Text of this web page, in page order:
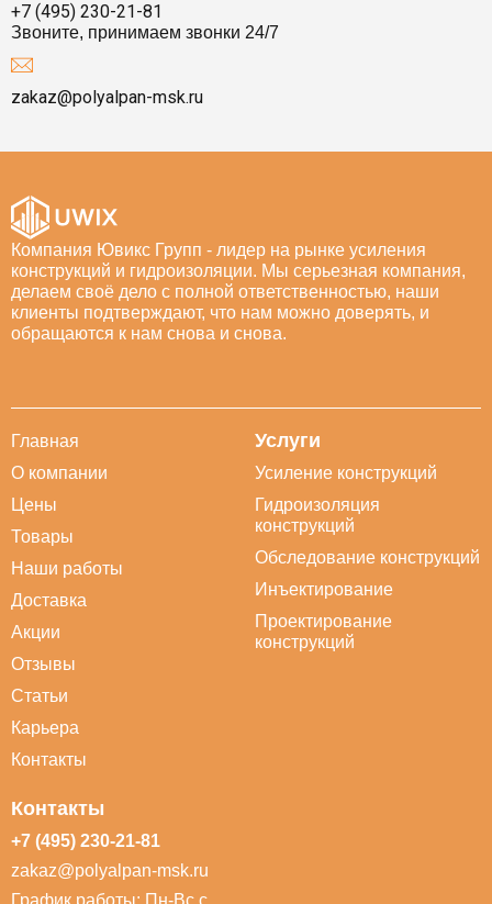
+7 (495) 230-21-81
Звоните, принимаем звонки 24/7
zakaz@polyalpan-msk.ru
Компания Ювикс Групп - лидер на рынке усиления
конструкций и гидроизоляции. Мы серьезная компания,
делаем своё дело с полной ответственностью, наши
клиенты подтверждают, что нам можно доверять, и
обращаются к нам снова и снова.
Главная
О компании
Цены
Товары
Наши работы
Доставка
Акции
Отзывы
Статьи
Карьера
Контакты
Услуги
Усиление конструкций
Гидроизоляция
конструкций
Обследование конструкций
Инъектирование
Проектирование
конструкций
Контакты
+7 (495) 230-21-81
zakaz@polyalpan-msk.ru
График работы: Пн-Вс с